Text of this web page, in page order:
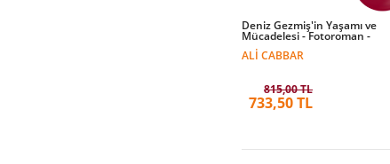
Deniz Gezmiş'in Yaşamı ve
Mücadelesi - Fotoroman -
ALI CABBAR
815,00 TL
733,50 TL